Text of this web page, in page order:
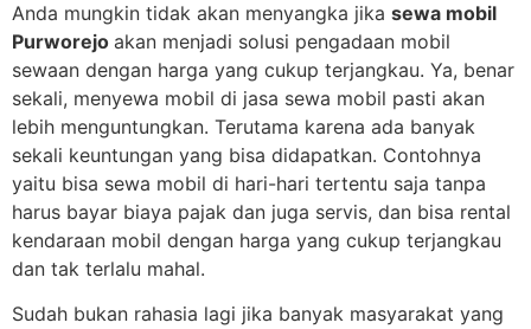
Anda mungkin tidak akan menyangka jika sewa mobil
Purworejo akan menjadi solusi pengadaan mobil
sewaan dengan harga yang cukup terjangkau. Ya, benar
sekali, menyewa mobil di jasa sewa mobil pasti akan
lebih menguntungkan. Terutama karena ada banyak
sekali keuntungan yang bisa didapatkan. Contohnya
yaitu bisa sewa mobil di hari-hari tertentu saja tanpa
harus bayar biaya pajak dan juga servis, dan bisa rental
kendaraan mobil dengan harga yang cukup terjangkau
dan tak terlalu mahal.
Sudah bukan rahasia lagi jika banyak masyarakat yang